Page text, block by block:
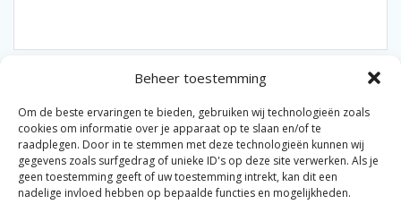
Beheer toestemming
Om de beste ervaringen te bieden, gebruiken wij technologieën zoals
cookies om informatie over je apparaat op te slaan en/of te
raadplegen. Door in te stemmen met deze technologieën kunnen wij
gegevens zoals surfgedrag of unieke ID's op deze site verwerken. Als je
geen toestemming geeft of uw toestemming intrekt, kan dit een
nadelige invloed hebben op bepaalde functies en mogelijkheden.
© 2026 Van der Bel Las en Radiateurenbedrijf.